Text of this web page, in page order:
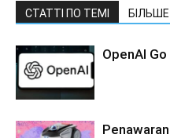
СТАТТІ ПО ТЕМІ
OpenAI